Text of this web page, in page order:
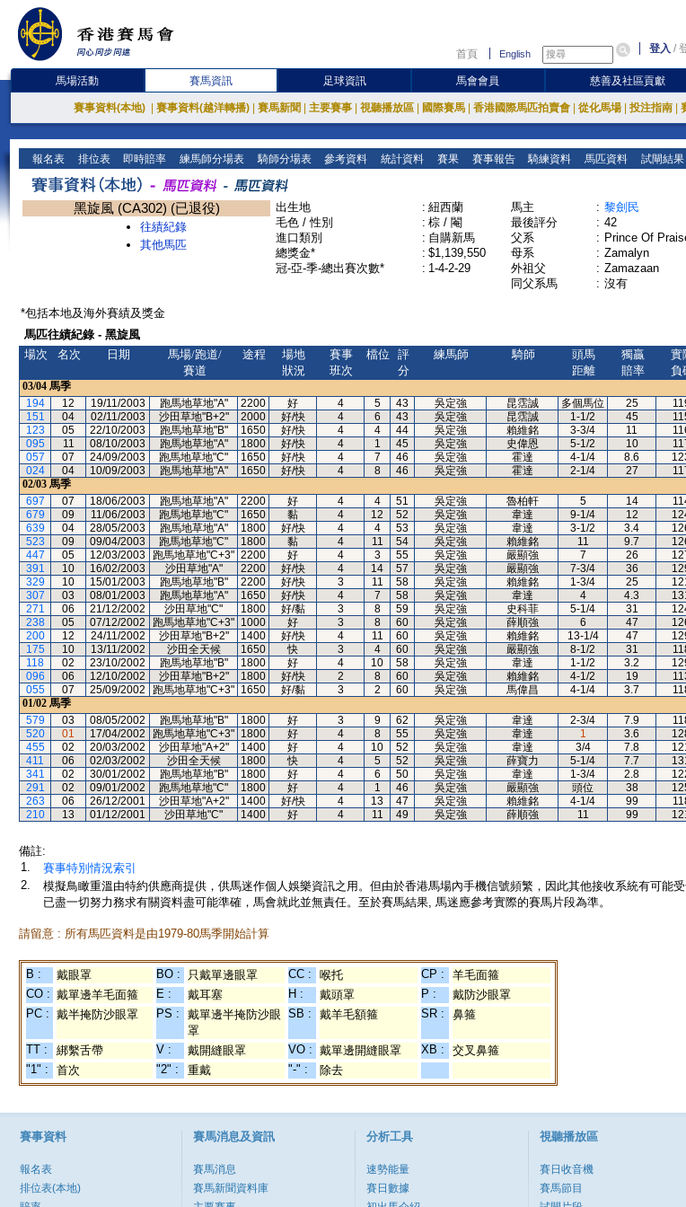
首頁 English 登入 /
馬場活動 賽馬資訊 足球資訊 馬會會員 慈善及社區貢獻
賽事資料(本地) 賽事資料(越洋轉播) 賽馬新聞 主要賽事 視聽播放區 國際賽馬 香港國際馬匹拍賣會 從化馬場 投注指南
報名表 排位表 即時賠率 練馬師分場表 騎師分場表 參考資料 統計資料 賽果 賽事報告 騎練資料 馬匹資料 試閘結果
黑旋風 (CA302) (已退役)
往績紀錄
其他馬匹
出生地 : 紐西蘭
毛色 / 性別
: 棕 / 閹
進口類別
: 自購新馬
總獎金*
: $1,139,550
冠-亞-季-總出賽次數*
: 1-4-2-29
馬主 : 黎劍民
最後評分
: 42
父系
: Prince Of
母系
: Zamalyn
外祖父
: Zamazaan
同父系馬
: 沒有
*包括本地及海外賽績及獎金
馬匹往績紀錄 - 黑旋風
場次
名次 日期
馬場/跑道/
賽道
途程
場地
狀況
賽事
班次
檔位
評
分
練馬師 騎師
頭馬
距離
獨贏
賠率
實
負
03/04 馬季
194
12 19/11/2003 跑馬地草地"A" 2200 好 4 5 43 吳定強 昆霑誠 多個馬位 25
151
04 02/11/2003 沙田草地"B+2" 2000 好/快 4 6 43 吳定強 昆霑誠 1-1/2 45
123
05 22/10/2003 跑馬地草地"B" 1650 好/快 4 4 44 吳定強 賴維銘 3-3/4 11
095
11 08/10/2003 跑馬地草地"A" 1800 好/快 4 1 45 吳定強 史偉恩 5-1/2 10
057
07 24/09/2003 跑馬地草地"C" 1650 好/快 4 7 46 吳定強 霍達 4-1/4 8.6
024
04 10/09/2003 跑馬地草地"A" 1650 好/快 4 8 46 吳定強 霍達 2-1/4 27
02/03 馬季
697
07 18/06/2003 跑馬地草地"A" 2200 好 4 4 51 吳定強 魯柏軒 5 14
679
09 11/06/2003 跑馬地草地"C" 1650 黏 4 12 52 吳定強 韋達 9-1/4 12
639
04 28/05/2003 跑馬地草地"A" 1800 好/快 4 4 53 吳定強 韋達 3-1/2 3.4
523
09 09/04/2003 跑馬地草地"C" 1800 黏 4 11 54 吳定強 賴維銘 11 9.7
447
05 12/03/2003 跑馬地草地"C+3" 2200 好 4 3 55 吳定強 嚴顯強 7 26
391
10 16/02/2003 沙田草地"A" 2200 好/快 4 14 57 吳定強 嚴顯強 7-3/4 36
329
10 15/01/2003 跑馬地草地"B" 2200 好/快 3 11 58 吳定強 賴維銘 1-3/4 25
307
03 08/01/2003 跑馬地草地"A" 1650 好/快 4 7 58 吳定強 韋達 4 4.3
271
06 21/12/2002 沙田草地"C" 1800 好/黏 3 8 59 吳定強 史科菲 5-1/4 31
238
05 07/12/2002 跑馬地草地"C+3" 1000 好 3 8 60 吳定強 薛順強 6 47
200
12 24/11/2002 沙田草地"B+2" 1400 好/快 4 11 60 吳定強 賴維銘 13-1/4 47
175
10 13/11/2002 沙田全天候 1650 快 3 4 60 吳定強 嚴顯強 8-1/2 31
118
02 23/10/2002 跑馬地草地"B" 1800 好 4 10 58 吳定強 韋達 1-1/2 3.2
096
06 12/10/2002 沙田草地"B+2" 1800 好/快 2 8 60 吳定強 賴維銘 4-1/2 19
055
07 25/09/2002 跑馬地草地"C+3" 1650 好/黏 3 2 60 吳定強 馬偉昌 4-1/4 3.7
01/02 馬季
579
03 08/05/2002 跑馬地草地"B" 1800 好 3 9 62 吳定強 韋達 2-3/4 7.9
520
01 17/04/2002 跑馬地草地"C+3" 1800 好 4 8 55 吳定強 韋達 1 3.6
455
02 20/03/2002 沙田草地"A+2" 1400 好 4 10 52 吳定強 韋達 3/4 7.8
411
06 02/03/2002 沙田全天候 1800 快 4 5 52 吳定強 薛寶力 5-1/4 7.7
341
02 30/01/2002 跑馬地草地"B" 1800 好 4 6 50 吳定強 韋達 1-3/4 2.8
291
02 09/01/2002 跑馬地草地"C" 1800 好 4 1 46 吳定強 嚴顯強 頭位 38
263
06 26/12/2001 沙田草地"A+2" 1400 好/快 4 13 47 吳定強 賴維銘 4-1/4 99
210
13 01/12/2001 沙田草地"C" 1400 好 4 11 49 吳定強 薛順強 11 99
備註:
1.
賽事特別情況索引
2.
模擬鳥瞰重溫由特約供應商提供，供馬迷作個人娛樂資訊之用。但由於香港馬場內手機信號頻繁，因此其他接收系統有可能
已盡一切努力務求有關資料盡可能準確，馬會就此並無責任。至於賽馬結果, 馬迷應參考實際的賽馬片段為準。
請留意 : 所有馬匹資料是由1979-80馬季開始計算
B : 戴眼罩 BO : 只戴單邊眼罩 CC : 喉托 CP :
羊毛面箍
CO : 戴單邊羊毛面箍 E : 戴耳塞 H : 戴頭罩 P :
戴防沙眼罩
PC : 戴半掩防沙眼罩 PS :
戴單邊半掩防沙眼
罩
SB : 戴羊毛額箍 SR : 鼻箍
TT : 綁繫舌帶 V : 戴開縫眼罩 VO : 戴單邊開縫眼罩 XB :
交叉鼻箍
"1" :
首次 "2" : 重戴 "-" : 除去
賽事資料
報名表
排位表(本地)
賽馬消息及資訊
賽馬消息
賽馬新聞資料庫
分析工具
速勢能量
賽日數據
視聽播放區
賽日收音機
賽馬節目